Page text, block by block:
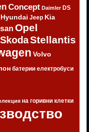
Concept Daimler DS
Hyundai Jeep Kia
Opel
SkodaStellantis
Volvo
батерии електробуси
на горивни клетки